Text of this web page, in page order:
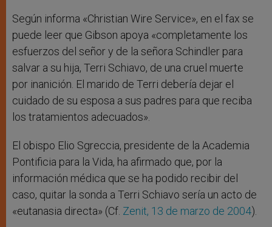
Según informa «Christian Wire Service», en el fax se
puede leer que Gibson apoya «completamente los
esfuerzos del señor y de la señora Schindler para
salvar a su hija, Terri Schiavo, de una cruel muerte
por inanición. El marido de Terri debería dejar el
cuidado de su esposa a sus padres para que reciba
los tratamientos adecuados».
El obispo Elio Sgreccia, presidente de la Academia
Pontificia para la Vida, ha afirmado que, por la
información médica que se ha podido recibir del
caso, quitar la sonda a Terri Schiavo sería un acto de
«eutanasia directa» (Cf. Zenit, 13 de marzo de 2004).